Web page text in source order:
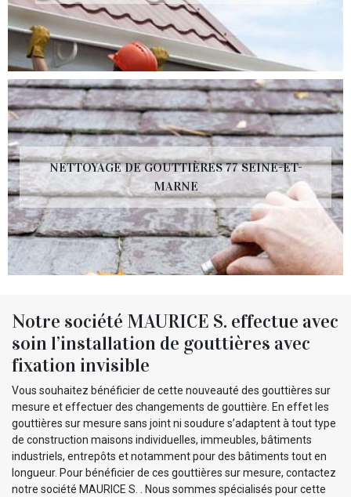
NETTOYAGE DE GOUTTIÈRES 77 SEINE-ET-
MARNE
Notre société MAURICE S. effectue avec
soin l’installation de gouttières avec
fixation invisible
Vous souhaitez bénéficier de cette nouveauté des gouttières sur
mesure et effectuer des changements de gouttière. En effet les
gouttières sur mesure sans joint ni soudure s’adaptent à tout type
de construction maisons individuelles, immeubles, bâtiments
industriels, entrepôts et notamment pour des bâtiments tout en
longueur. Pour bénéficier de ces gouttières sur mesure, contactez
notre société MAURICE S. . Nous sommes spécialisés pour cette